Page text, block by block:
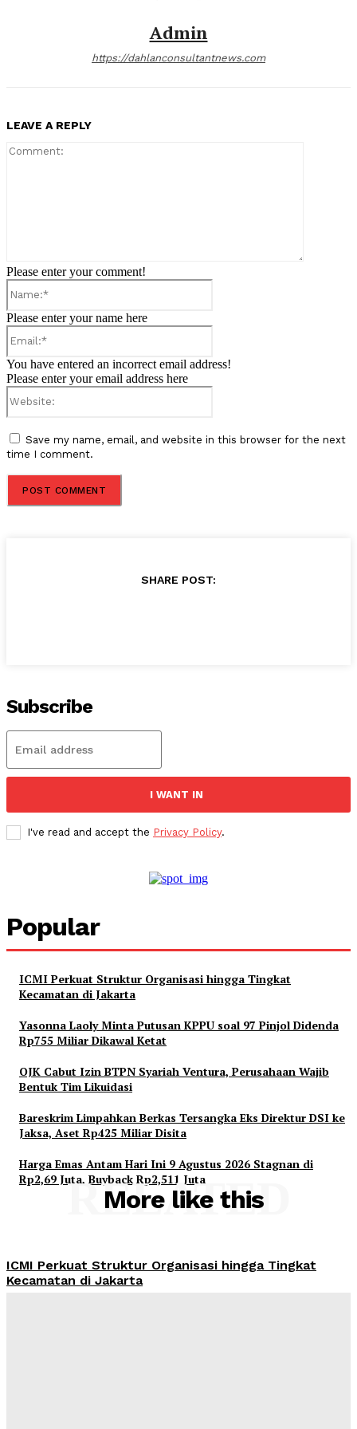
Admin
https://dahlanconsultantnews.com
LEAVE A REPLY
Please enter your comment!
Please enter your name here
You have entered an incorrect email address!
Please enter your email address here
Save my name, email, and website in this browser for the next
time I comment.
SHARE POST:
Subscribe
I WANT IN
I've read and accept the Privacy Policy.
Popular
ICMI Perkuat Struktur Organisasi hingga Tingkat
Kecamatan di Jakarta
Yasonna Laoly Minta Putusan KPPU soal 97 Pinjol Didenda
Rp755 Miliar Dikawal Ketat
OJK Cabut Izin BTPN Syariah Ventura, Perusahaan Wajib
Bentuk Tim Likuidasi
Bareskrim Limpahkan Berkas Tersangka Eks Direktur DSI ke
Jaksa, Aset Rp425 Miliar Disita
Harga Emas Antam Hari Ini 9 Agustus 2026 Stagnan di
Rp2,69 Juta, Buyback Rp2,511 Juta
More like this
RELATED
ICMI Perkuat Struktur Organisasi hingga Tingkat
Kecamatan di Jakarta